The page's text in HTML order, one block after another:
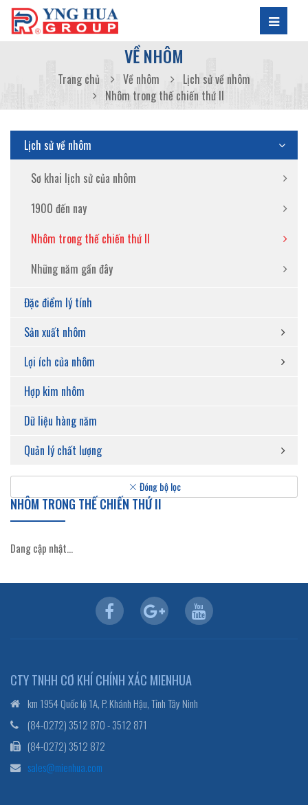
VỀ NHÔM
Trang chủ Về nhôm
Lịch sử về nhôm
Nhôm trong thế chiến thứ II
Lịch sử về nhôm
Sơ khai lịch sử của nhôm
1900 đến nay
Nhôm trong thế chiến thứ II
Những năm gần đây
Đặc điểm lý tính
Sản xuất nhôm
Lợi ích của nhôm
Hợp kim nhôm
Dữ liệu hàng năm
Quản lý chất lượng
Đóng bộ lọc
NHÔM TRONG THẾ CHIẾN THỨ II
Dang cập nhật...
CTY TNHH CƠ KHÍ CHÍNH XÁC MIENHUA
km 1954 Quốc lộ 1A, P. Khánh Hậu, Tỉnh Tây Ninh
(84-0272) 3512 870 - 3512 871
(84-0272) 3512 872
sales@mienhua.com